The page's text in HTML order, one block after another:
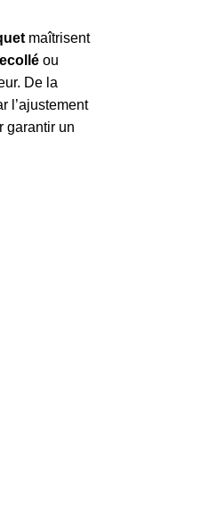
maîtrisent
ou
De la
l’ajustement
garantir un